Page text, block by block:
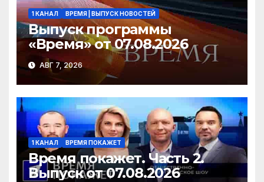
1 КАНАЛ ВРЕМЯ | ВЫПУСК НОВОСТЕЙ
Выпуск программы
«Время» от 07.08.2026
АВГ 7, 2026
1 КАНАЛ ВРЕМЯ ПОКАЖЕТ
Время покажет. Часть 2.
Выпуск от 07.08.2026